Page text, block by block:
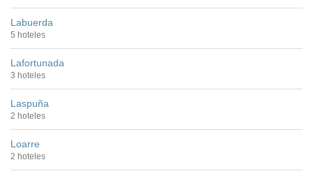
Labuerda
5 hoteles
Lafortunada
3 hoteles
Laspuña
2 hoteles
Loarre
2 hoteles